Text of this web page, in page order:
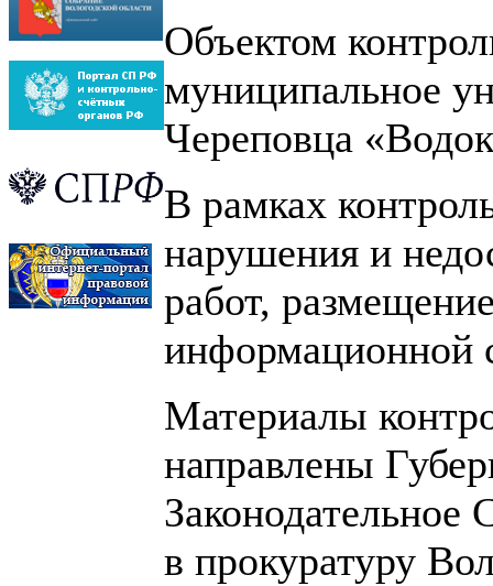
Объектом
муниципальное
Череповца
В рамках
нарушения и
работ,
информационной
Материалы
направлены
Законодательное
в прокуратуру